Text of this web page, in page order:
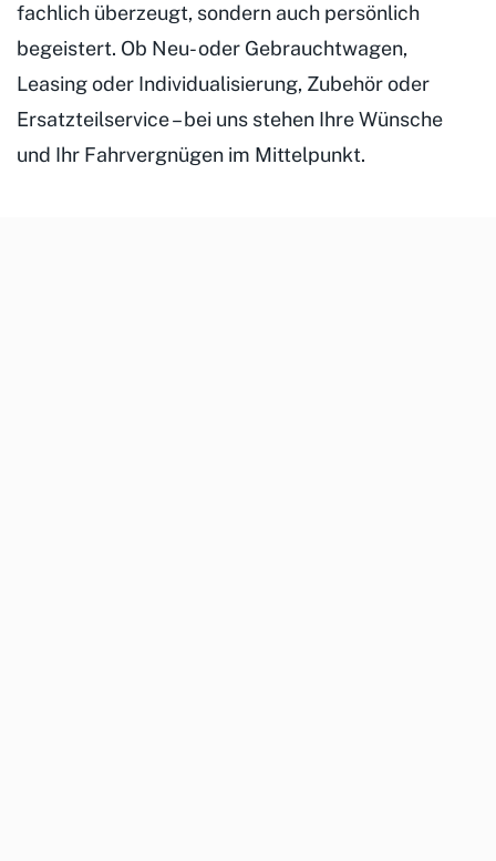
fachlich überzeugt, sondern auch persönlich
begeistert. Ob Neu- oder Gebrauchtwagen,
Leasing oder Individualisierung, Zubehör oder
Ersatzteilservice – bei uns stehen Ihre Wünsche
und Ihr Fahrvergnügen im Mittelpunkt.